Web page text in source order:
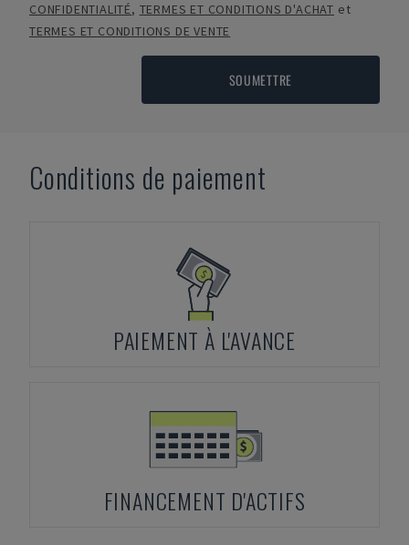
CONFIDENTIALITÉ, TERMES ET CONDITIONS D'ACHAT et
TERMES ET CONDITIONS DE VENTE
SOUMETTRE
Conditions de paiement
PAIEMENT À L'AVANCE
FINANCEMENT D'ACTIFS